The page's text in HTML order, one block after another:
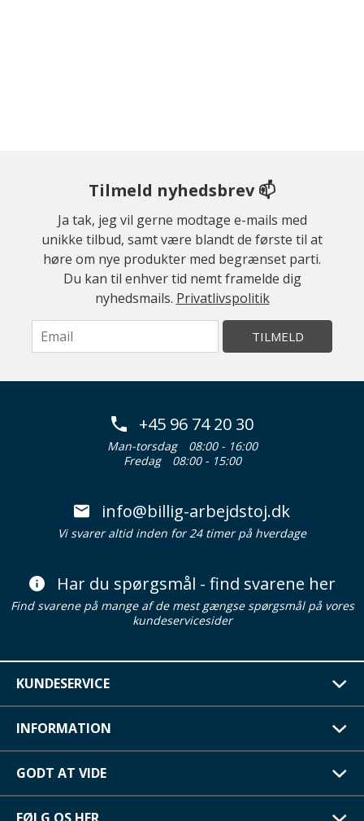
Tilmeld nyhedsbrev 📫
Ja tak, jeg vil gerne modtage e-mails med
unikke tilbud, samt være blandt de første til at
høre om nye produkter med begrænset parti.
Du kan til enhver tid nemt framelde dig
nyhedsmails. Privatlivspolitik
TILMELD
+45 96 74 20 30
Man-torsdag
08:00 - 16:00
Fredag
08:00 - 15:00
info@billig-arbejdstoj.dk
Vi svarer altid inden for 24 timer på hverdage
Har du spørgsmål - find svarene her
Find svarene på mange af de mest gængse spørgsmål på vores
kundeservicesider
KUNDESERVICE
INFORMATION
GODT AT VIDE